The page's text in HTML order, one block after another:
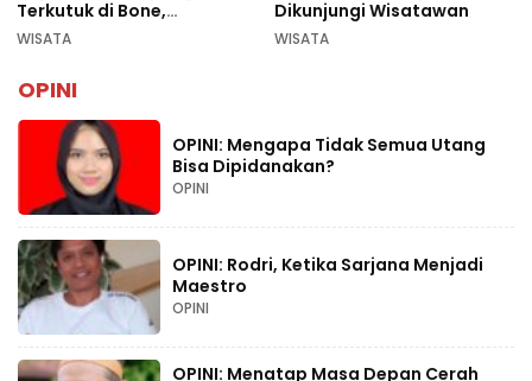
Terkutuk di Bone,
Rekomendasi Liburan
WISATA
Dikunjungi Wisatawan
WISATA
OPINI
OPINI: Mengapa Tidak Semua Utang
Bisa Dipidanakan?
OPINI
OPINI: Rodri, Ketika Sarjana Menjadi
Maestro
OPINI
OPINI: Menatap Masa Depan Cerah